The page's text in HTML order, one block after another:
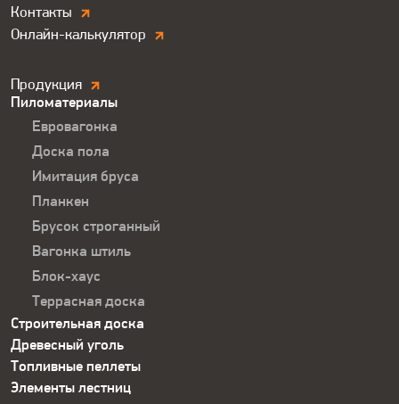
Контакты
Онлайн-калькулятор
Продукция.
Футер
Продукция
Пиломатериалы
Евровагонка
Доска пола
Имитация бруса
Планкен
Брусок строганный
Вагонка штиль
Блок-хаус
Террасная доска
Строительная доска
Древесный уголь
Топливные пеллеты
Элементы лестниц